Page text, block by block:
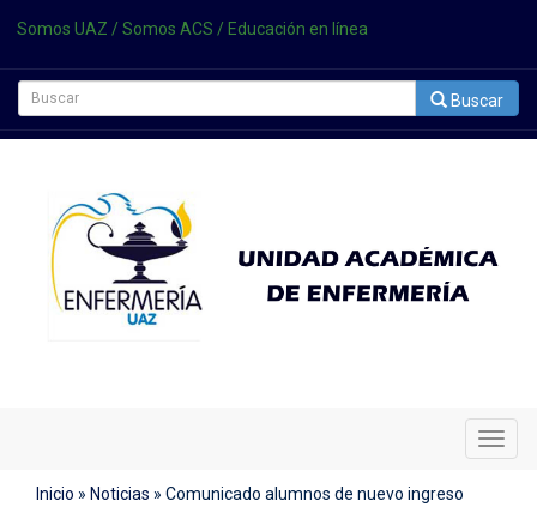
Somos UAZ / Somos ACS / Educación en línea
Buscar
Inicio » Noticias » Comunicado alumnos de nuevo ingreso